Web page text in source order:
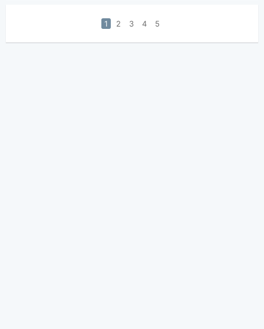
1 2 3 4 5